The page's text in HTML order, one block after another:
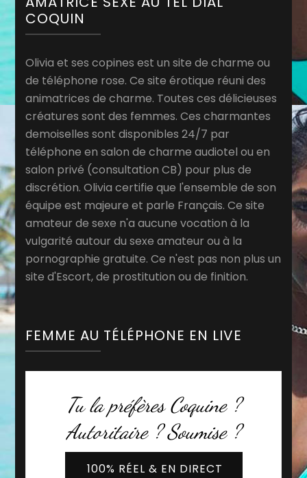
COQUIN
Olivia et ses copines est un site de charme ou
de téléphone rose. Ce site érotique réuni des
animatrices de charme. Toutes ces délicieuses
créatures sont des femmes. Ces charmantes
demoiselles sont disponibles 24/7 par
téléphone en salon de charme audiotel ou en
salon privé (consultation CB) pour plus de
discrétion. Olivia certifie que l'ensemble de son
équipe est majeure et parle Français. Ce site
amateur de sexe n'a aucune vocation à la
vulgarité autour du sexe amateur ou à la
pornographie gratuite. Ce n'est pas non plus un
site d'Escort, de prostitution ou de finition.
FEMME AU TÉLÉPHONE EN LIVE
Tu la préfères Coquine ?
Autoritaire ? Soumise ?
100% RÉEL & EN DIRECT